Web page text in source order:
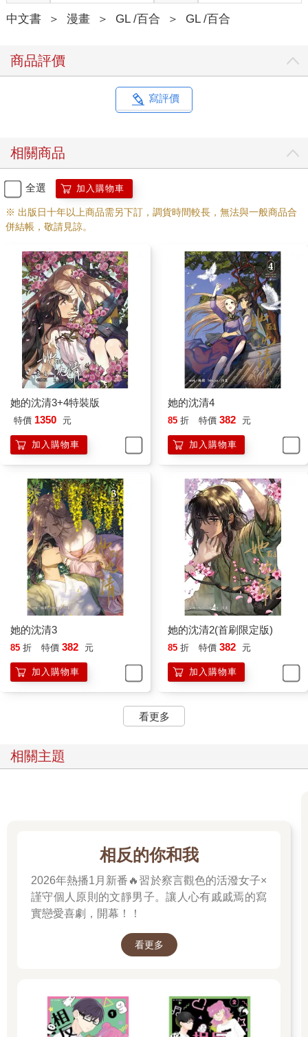
中文書 ＞ 漫畫 ＞ GL /百合 ＞ GL /百合
商品評價
寫評價
相關商品
全選 加入購物車
※ 出版日十年以上商品需另下訂，調貨時間較長，無法與一般商品合
併結帳，敬請見諒。
她的沈清3+4特裝版
特價 1350 元
加入購物車
她的沈清4
85 折 特價 382 元
加入購物車
她的沈清3
85 折 特價 382 元
加入購物車
她的沈清2(首刷限定版)
85 折 特價 382 元
加入購物車
看更多
相關主題
相反的你和我
2026年熱播1月新番🔥習於察言觀色的活潑女子×
謹守個人原則的文靜男子。讓人心有戚戚焉的寫
實戀愛喜劇，開幕！！
看更多